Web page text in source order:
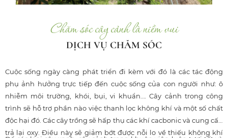
Chăm sóc cây cảnh là niềm vui
DỊCH VỤ CHĂM SÓC
Cuộc sống ngày càng phát triển đi kèm với đó là các tác động
phụ ảnh hưởng trực tiếp đến cuộc sống của con người như: ô
nhiễm môi trường, khói, bụi, vi khuẩn…. Cây cảnh trong công
trình sẽ hỗ trợ phần nào việc thanh lọc không khí và một số chất
độc hại đó. Các cây trồng sẽ hấp thụ các khí cacbonic và cung cấp
trả lại oxy. Điều này sẽ giảm bớt được nỗi lo về thiếu không khí